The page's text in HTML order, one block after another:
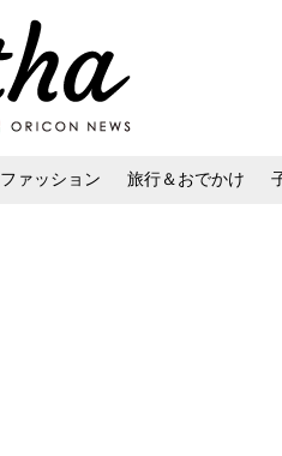
ファッション 旅行＆おでかけ